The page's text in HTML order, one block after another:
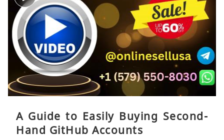
A Guide to Easily Buying Second-
Hand GitHub Accounts